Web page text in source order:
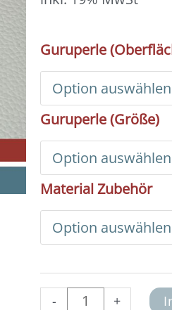
Guruperle
Guruperle (Größe)
Material Zubehör
-
Mala
Basic
Set
Aubergine
(Quaste
5
cm)
Menge
+